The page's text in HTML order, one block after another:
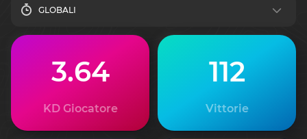
GLOBALI
3.64
KD Giocatore
112
Vittorie